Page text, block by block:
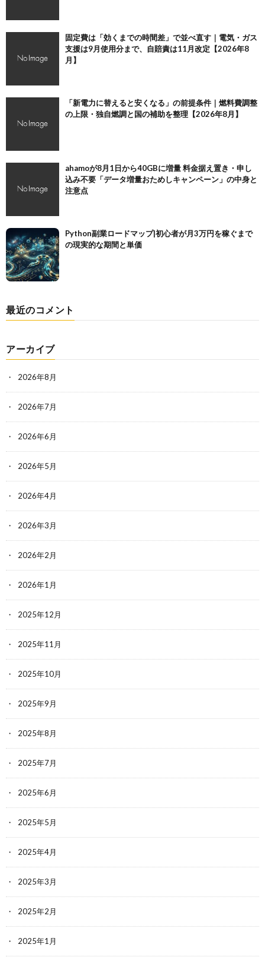
固定費は「効くまでの時間差」で並べ直す｜電気・ガス
支援は9月使用分まで、自賠責は11月改定【2026年8
月】
「新電力に替えると安くなる」の前提条件｜燃料費調整
の上限・独自燃調と国の補助を整理【2026年8月】
ahamoが8月1日から40GBに増量 料金据え置き・申し
込み不要「データ増量おためしキャンペーン」の中身と
注意点
Python副業ロードマップ|初心者が月3万円を稼ぐまで
の現実的な期間と単価
最近のコメント
アーカイブ
2026年8月
2026年7月
2026年6月
2026年5月
2026年4月
2026年3月
2026年2月
2026年1月
2025年12月
2025年11月
2025年10月
2025年9月
2025年8月
2025年7月
2025年6月
2025年5月
2025年4月
2025年3月
2025年2月
2025年1月